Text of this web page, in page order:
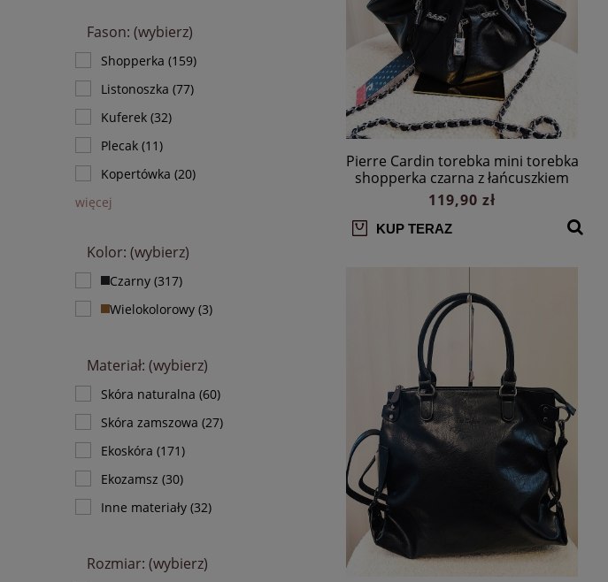
Fason: (wybierz)
Shopperka (159)
Listonoszka (77)
Kuferek (32)
Plecak (11)
Kopertówka (20)
więcej
Kolor: (wybierz)
Czarny (317)
Wielokolorowy (3)
Materiał: (wybierz)
Skóra naturalna (60)
Skóra zamszowa (27)
Ekoskóra (171)
Ekozamsz (30)
Inne materiały (32)
Rozmiar: (wybierz)
Pierre Cardin torebka mini torebka
shopperka czarna z łańcuszkiem
119,90 zł
KUP TERAZ